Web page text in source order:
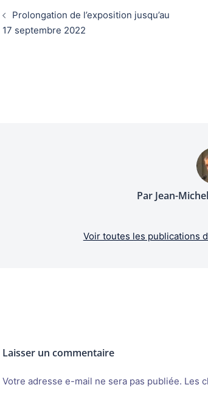
Prolongation de l’exposition jusqu’au
17 septembre 2022
Par Jean-
Voir toutes les publications
Laisser un commentaire
Votre adresse e-mail ne sera pas publiée. Les
Alternative: